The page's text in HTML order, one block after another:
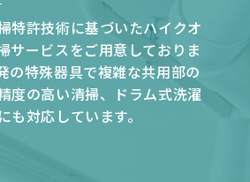
特許技術に基づいたハイクオ
サービスをご用意しておりま
の特殊器具で複雑な共用部の
度の高い清掃、ドラム式洗濯
も対応しています。